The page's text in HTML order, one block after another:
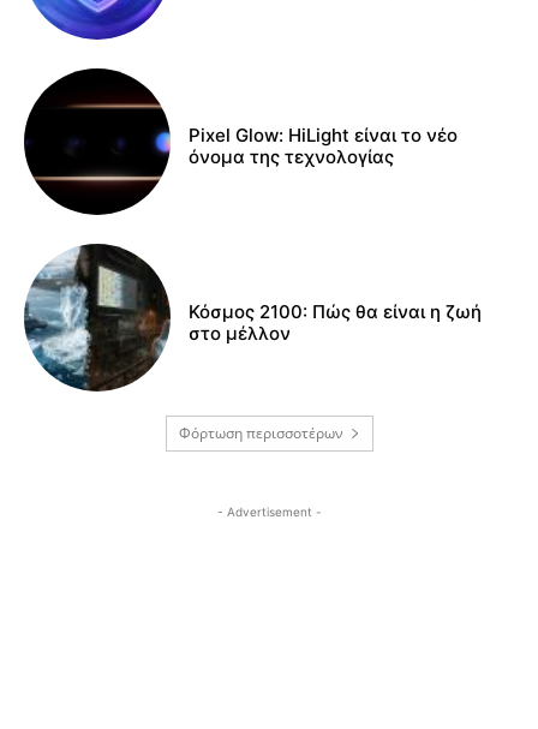
Pixel Glow: HiLight είναι το νέο
όνομα της τεχνολογίας
Κόσμος 2100: Πώς θα είναι η ζωή
στο μέλλον
Φόρτωση περισσοτέρων
- Advertisement -